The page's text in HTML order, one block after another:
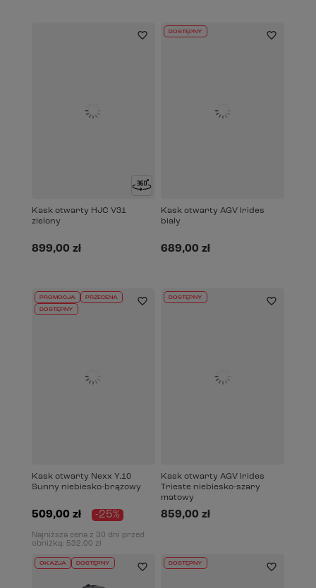
Kask otwarty HJC V31
zielony
899,00 zł
DOSTĘPNY
Kask otwarty AGV Irides
biały
689,00 zł
PROMOCJA PRZECENA
DOSTĘPNY
Kask otwarty Nexx Y.10
Sunny niebiesko-brązowy
509,00 zł -25%
Najniższa cena z 30 dni przed
obniżką: 532,00 zł
DOSTĘPNY
Kask otwarty AGV Irides
Trieste niebiesko-szary
matowy
859,00 zł
OKAZJA DOSTĘPNY DOSTĘPNY